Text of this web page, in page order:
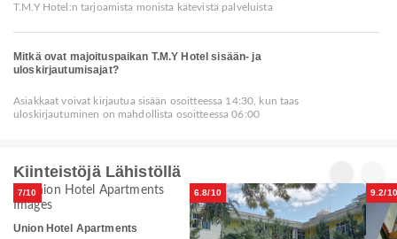
T.M.Y Hotel:n tarjoamista monista kätevistä palveluista
Mitkä ovat majoituspaikan T.M.Y Hotel sisään- ja
uloskirjautumisajat?
Asiakkaat voivat kirjautua sisään osoitteessa 14:30, kun taas
uloskirjautuminen on mahdollista osoitteessa 06:00
Kiinteistöjä Lähistöllä
7/10
Union Hotel Apartments
6.8/10 9.2/10